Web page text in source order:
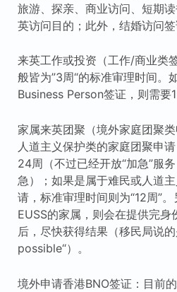
旅游、探亲、商业访问、短期
英访问目的；此外，结婚访问签
来英工作或投资（工作/商业类
般皆为”3周“的标准审理时间。
Business Person签证，则需要
家属来英团聚（境外家庭团聚
人道主义保护类的家庭团聚申
24周（不过已经开放“加急”服
急）；如果是属于难民或人道
请，标准审理时间则为“12周”
EUSS的家属，则会在提供完身
后，尽快获得结果（移民局说
possible“）。
境外申请香港BNO签证：目前